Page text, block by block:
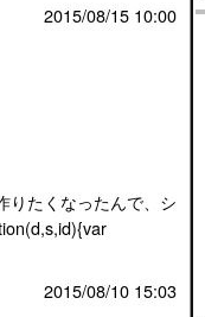
2015/08/15 10:00
りたくなったんで、シ
2015/08/10 15:03